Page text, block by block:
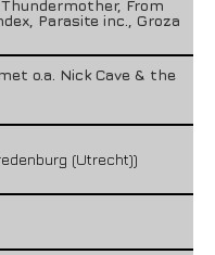
From
Parasite inc., Groza
o.a. Nick Cave & the
(Utrecht))